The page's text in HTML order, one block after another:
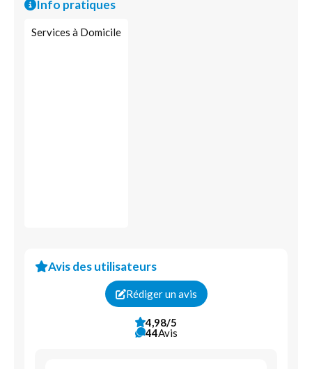
Info pratiques
Services à Domicile
Avis des utilisateurs
Rédiger un avis
4,98/5
44Avis